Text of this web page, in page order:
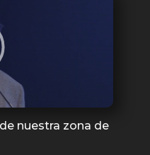
nuestra zona de